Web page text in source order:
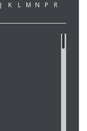
J K L M N P
R